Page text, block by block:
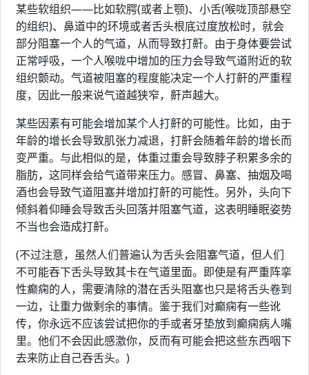
某些软组织——比如软腭(或者上颚)、小舌(喉咙顶部悬空
的组织)、鼻道中的环境或者舌头根底过度放松时，就会
部分阻塞一个人的气道，从而导致打鼾。由于身体要尝试
正常呼吸，一个人喉咙中增加的压力会导致气道附近的软
组织颤动。气道被阻塞的程度能决定一个人打鼾的严重程
度，因此一般来说气道越狭窄，鼾声越大。
某些因素有可能会增加某个人打鼾的可能性。比如，由于
年龄的增长会导致肌张力减退，打鼾会随着年龄的增长而
变严重。与此相似的是，体重过重会导致脖子积累多余的
脂肪，这同样会给气道带来压力。感冒、鼻塞、抽烟及喝
酒也会导致气道阻塞并增加打鼾的可能性。另外，头向下
倾斜着仰睡会导致舌头回落并阻塞气道，这表明睡眠姿势
不当也会造成打鼾。
(不过注意，虽然人们普遍认为舌头会阻塞气道，但人们
不可能吞下舌头导致其卡在气道里面。即使是有严重阵挛
性癫痫的人，需要清除的潜在舌头阻塞也只是将舌头卷到
一边，让重力做剩余的事情。鉴于我们对癫痫有一些讹
传，你永远不应该尝试把你的手或者牙垫放到癫痫病人嘴
里。他们不会因此感激你，反而有可能会把这些东西咽下
去来防止自己吞舌头。)